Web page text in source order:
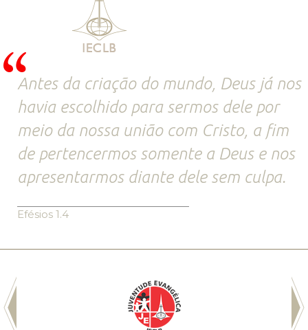
Antes da criação do mundo, Deus já nos
havia escolhido para sermos dele por
meio da nossa união com Cristo, a fim
de pertencermos somente a Deus e nos
apresentarmos diante dele sem culpa.
Efésios 1.4